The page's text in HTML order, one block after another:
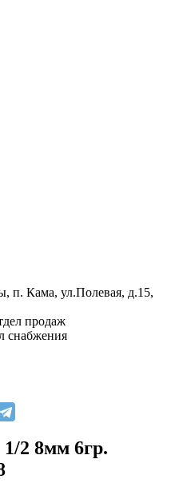
п. Кама, ул.Полевая, д.15,
продаж
снабжения
2 8мм 6гр.